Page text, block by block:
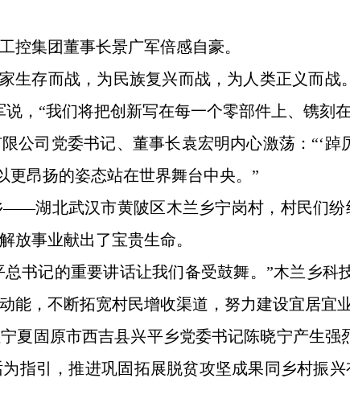
控集团董事长景广军倍感自豪。
生存而战，为民族复兴而战，为人类正义而
，“我们将把创新写在每一个零部件上、镌刻
公司党委书记、董事长袁宏明内心激荡：“‘
更昂扬的姿态站在世界舞台中央。”
湖北武汉市黄陂区木兰乡宁岗村，村民们
放事业献出了宝贵生命。
总书记的重要讲话让我们备受鼓舞。”木兰乡
能，不断拓宽村民增收渠道，努力建设宜居宜
夏固原市西吉县兴平乡党委书记陈晓宁产生
指引，推进巩固拓展脱贫攻坚成果同乡村振